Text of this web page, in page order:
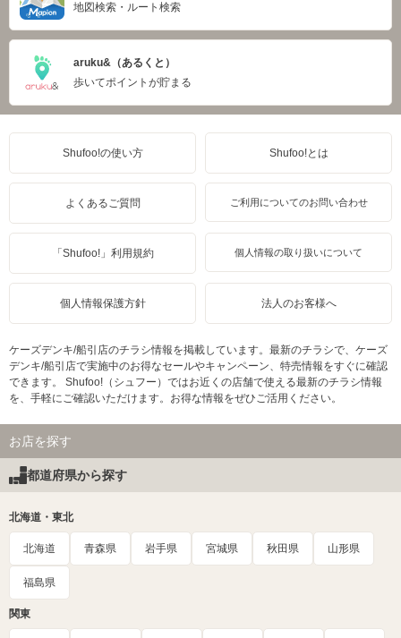
地図検索・ルート検索
aruku&（あるくと）
歩いてポイントが貯まる
Shufoo!の使い方 Shufoo!とは
よくあるご質問 ご利用についてのお問い合わせ
「Shufoo!」利用規約 個人情報の取り扱いについて
個人情報保護方針 法人のお客様へ
ケーズデンキ/船引店のチラシ情報を掲載しています。最新のチラシで、ケーズ
デンキ/船引店で実施中のお得なセールやキャンペーン、特売情報をすぐに確認
できます。 Shufoo!（シュフー）ではお近くの店舗で使える最新のチラシ情報
を、手軽にご確認いただけます。お得な情報をぜひご活用ください。
お店を探す
都道府県から探す
北海道・東北
北海道 青森県 岩手県 宮城県 秋田県 山形県
福島県
関東